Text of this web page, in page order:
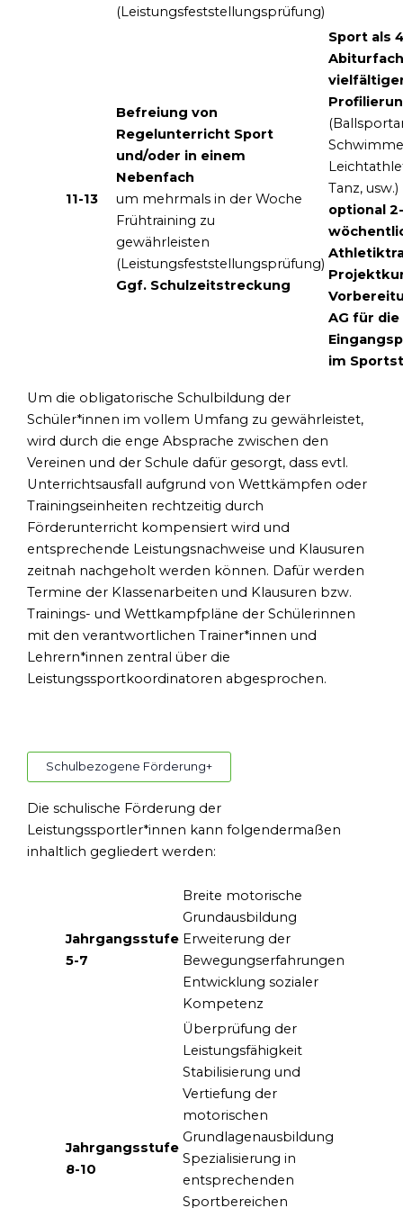
(Leistungsfeststellungsprüfung)
11-13
Befreiung von
Regelunterricht Sport
und/oder in einem
Nebenfach
um mehrmals in der Woche
Frühtraining zu
gewährleisten
(Leistungsfeststellungsprüfung)
Ggf. Schulzeitstreckung
Sport als
Tanz, usw.)
optional
AG für die
im
Um die obligatorische Schulbildung der
Schüler*innen im vollem Umfang zu gewährleistet,
wird durch die enge Absprache zwischen den
Vereinen und der Schule dafür gesorgt, dass evtl.
Unterrichtsausfall aufgrund von Wettkämpfen oder
Trainingseinheiten rechtzeitig durch
Förderunterricht kompensiert wird und
entsprechende Leistungsnachweise und Klausuren
zeitnah nachgeholt werden können. Dafür werden
Termine der Klassenarbeiten und Klausuren bzw.
Trainings- und Wettkampfpläne der Schülerinnen
mit den verantwortlichen Trainer*innen und
Lehrern*innen zentral über die
Leistungssportkoordinatoren abgesprochen.
Schulbezogene Förderung+
Die schulische Förderung der
Leistungssportler*innen kann folgendermaßen
inhaltlich gegliedert werden:
Jahrgangsstufe
5-7
Breite motorische
Grundausbildung
Erweiterung der
Bewegungserfahrungen
Entwicklung sozialer
Kompetenz
Jahrgangsstufe
8-10
Überprüfung der
Leistungsfähigkeit
Stabilisierung und
Vertiefung der
motorischen
Grundlagenausbildung
Spezialisierung in
entsprechenden
Sportbereichen